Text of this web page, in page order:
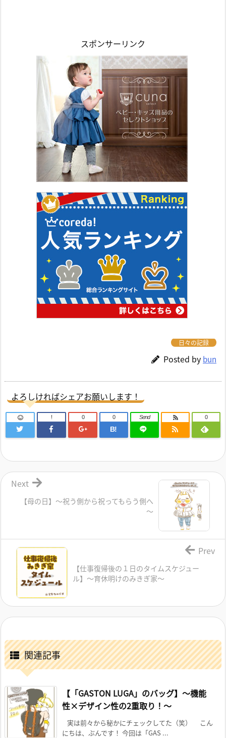
スポンサーリンク
日々の記録
Posted by bun
よろしければシェアお願いします！
! 0
B!
0 Send 0
【母の日】～祝う側から祝ってもらう側へ
～
Next
【仕事復帰後の１日のタイムスケジュー
ル】～育休明けのみきぎ家～
Prev
関連記事
【「GASTON LUGA」のバッグ】～機能
性×デザイン性の2重取り！～
実は前々から秘かにチェックしてた（笑） こん
にちは、ぶんです！ 今回は「GAS ...